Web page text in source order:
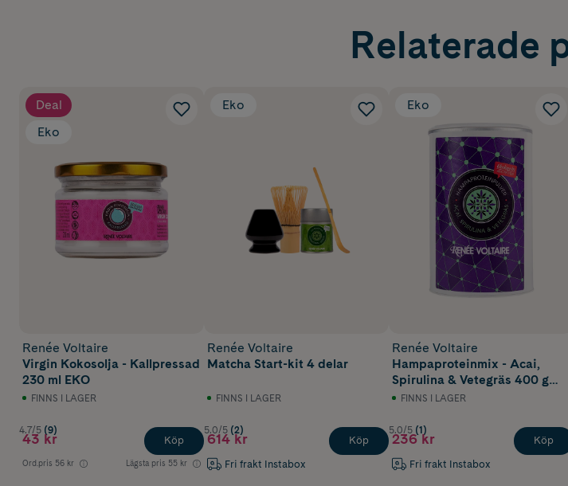
Relaterade
Deal
Eko
Renée Voltaire
Virgin Kokosolja - Kallpressad
230 ml EKO
FINNS I LAGER
4.7/5 (9)
43 kr
Ord.pris 56 kr Lägsta pris 55 kr
Köp
Eko
Renée Voltaire
Matcha Start-kit 4 delar
FINNS I LAGER
5.0/5 (2)
614 kr
Fri frakt Instabox
Köp
Eko
Renée Voltaire
Hampaproteinmix - Acai,
Spirulina & Vetegräs 400 g
EKO
FINNS I LAGER
5.0/5 (1)
236 kr
Fri frakt Instabox
Köp